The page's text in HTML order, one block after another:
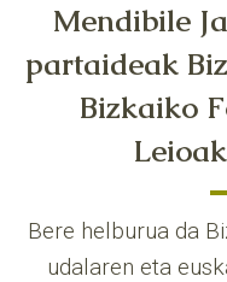
Mendibile
partaideak
Bizkaiko
Bere helburua da
udalaren eta